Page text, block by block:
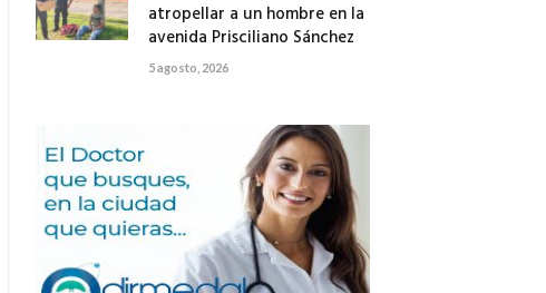
atropellar a un hombre en la
avenida Prisciliano Sánchez
5 agosto, 2026